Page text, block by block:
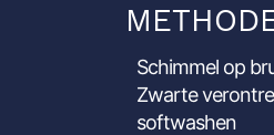
Schimmel op
Zwarte
softwashen